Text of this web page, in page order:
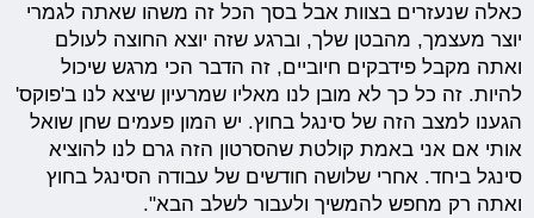
כאלה שנעזרים בצוות אבל בסך הכל זה משהו שאתה לגמרי
יוצר מעצמך, מהבטן שלך, וברגע שזה יוצא החוצה לעולם
ואתה מקבל פידבקים חיוביים, זה הדבר הכי מרגש שיכול
להיות. זה כל כך לא מובן לנו מאליו שמרעיון שיצא לנו ב'פוקס'
הגענו למצב הזה של סינגל בחוץ. יש המון פעמים שחן שואל
אותי אם אני באמת קולטת שהסרטון הזה גרם לנו להוציא
סינגל ביחד. אחרי שלושה חודשים של עבודה הסינגל בחוץ
ואתה רק מחפש להמשיך ולעבור לשלב הבא".